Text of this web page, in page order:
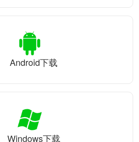
Android下载
Windows下载